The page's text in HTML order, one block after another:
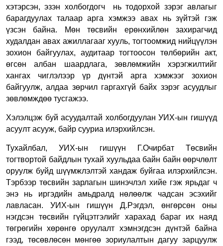
хэтэрсэн, эзэн холбогдогч нь тодорхой зэрэг авлагыг
барагдуулах талаар арга хэмжээ авах нь зүйтэй гэж
үзсэн байна. Мөн төсвийн ерөнхийлөн захирагчид
худалдан авах ажиллагааг хууль, тогтоомжид нийцүүлэн
зохион байгуулах, аудитаар тогтоосон төлбөрийн акт,
өгсөн албан шаардлага, зөвлөмжийн хэрэгжилтийг
хангах чиглэлээр үр дүнтэй арга хэмжээг зохион
байгуулж, алдаа зөрчил гаргахгүй байх зэрэг асуудлыг
зөвлөмждөө тусгажээ.
Хэлэлцэж буй асуудалтай холбогдуулан УИХ-ын гишүүд
асуулт асууж, байр сууриа илэрхийлсэн.
Тухайлбал, УИХ-ын гишүүн Г.Очирбат Төсвийн
тогтвортой байдлын тухай хуульдаа байн байн өөрчлөлт
оруулж буйд шүүмжлэлтэй хандаж буйгаа илэрхийлсэн.
Тэрбээртөсвийн зарлагын шинэчлэл хийе гэж ярьдаг ч
энэ нь иргэдийн амьдралд нөлөөлж чадсан эсэхийг
лавласан. УИХ-ын гишүүн Д.Рэгдэл, өнгөрсөн оны
нэгдсэн төсвийн гүйцэтгэлийг харахад бараг их наяд
төгрөгийн хөрөнгө оруулалт хэмнэгдсэн дүнтэй байна
гээд, төсөвлөсөн мөнгөө зориулалтын дагуу зарцуулж